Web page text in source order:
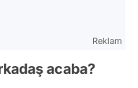
Reklam
acaba?